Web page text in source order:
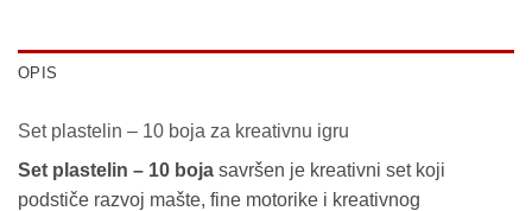
OPIS
Set plastelin – 10 boja za kreativnu igru
Set plastelin – 10 boja savršen je kreativni set koji
podstiče razvoj mašte, fine motorike i kreativnog